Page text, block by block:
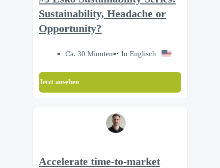
Sustainability, Headache or
Opportunity?
Ca. 30 Minuten In Englisch
Jetzt ansehen
Accelerate time‑to‑market